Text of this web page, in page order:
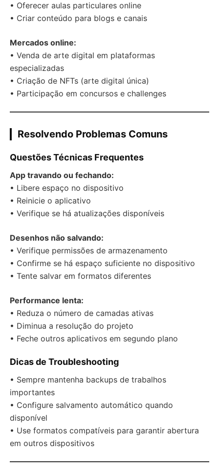
• Oferecer aulas particulares online
• Criar conteúdo para blogs e canais
Mercados online:
• Venda de arte digital em plataformas
especializadas
• Criação de NFTs (arte digital única)
• Participação em concursos e challenges
Resolvendo Problemas Comuns
Questões Técnicas Frequentes
App travando ou fechando:
• Libere espaço no dispositivo
• Reinicie o aplicativo
• Verifique se há atualizações disponíveis
Desenhos não salvando:
• Verifique permissões de armazenamento
• Confirme se há espaço suficiente no dispositivo
• Tente salvar em formatos diferentes
Performance lenta:
• Reduza o número de camadas ativas
• Diminua a resolução do projeto
• Feche outros aplicativos em segundo plano
Dicas de Troubleshooting
• Sempre mantenha backups de trabalhos
importantes
• Configure salvamento automático quando
disponível
• Use formatos compatíveis para garantir abertura
em outros dispositivos